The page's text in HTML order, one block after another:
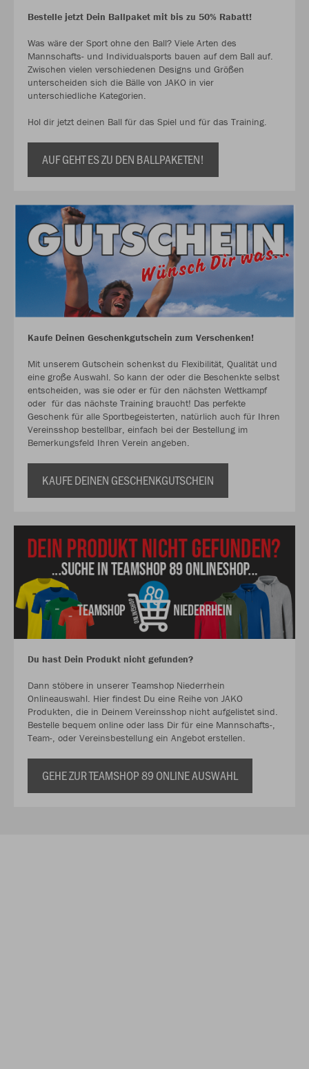
Bestelle jetzt Dein Ballpaket mit bis zu 50% Rabatt!
Was wäre der Sport ohne den Ball? Viele Arten des
Mannschafts- und Individualsports bauen auf dem Ball auf.
Zwischen vielen verschiedenen Designs und Größen
unterscheiden sich die Bälle von JAKO in vier
unterschiedliche Kategorien.
Hol dir jetzt deinen Ball für das Spiel und für das Training.
AUF GEHT ES ZU DEN BALLPAKETEN!
Kaufe Deinen Geschenkgutschein zum Verschenken!
Mit unserem Gutschein schenkst du Flexibilität, Qualität und
eine große Auswahl. So kann der oder die Beschenkte selbst
entscheiden, was sie oder er für den nächsten Wettkampf
oder für das nächste Training braucht! Das perfekte
Geschenk für alle Sportbegeisterten, natürlich auch für Ihren
Vereinsshop bestellbar, einfach bei der Bestellung im
Bemerkungsfeld Ihren Verein angeben.
KAUFE DEINEN GESCHENKGUTSCHEIN
Du hast Dein Produkt nicht gefunden?
Dann stöbere in unserer Teamshop Niederrhein
Onlineauswahl. Hier findest Du eine Reihe von JAKO
Produkten, die in Deinem Vereinsshop nicht aufgelistet sind.
Bestelle bequem online oder lass Dir für eine Mannschafts-,
Team-, oder Vereinsbestellung ein Angebot erstellen.
GEHE ZUR TEAMSHOP 89 ONLINE AUSWAHL